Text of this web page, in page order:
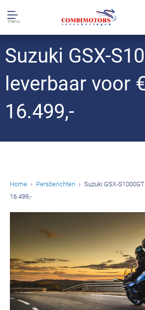
Menu
Suzuki GSX-
leverbaar voor
16.499,-
Home Persberichten
Suzuki GSX-
16.499,-